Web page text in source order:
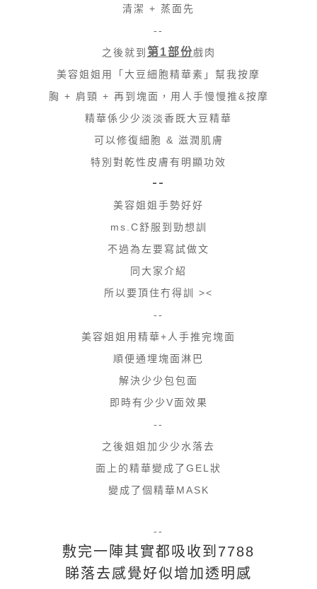
清潔 + 蒸面先
--
之後就到 第1部份戲肉
美容姐姐用「大豆細胞精華素」幫我按摩
胸 + 肩頸 + 再到塊面，用人手慢慢推&按摩
精華係少少淡淡香既大豆精華
可以修復細胞 & 滋潤肌膚
特別對乾性皮膚有明顯功效
--
美容姐姐手勢好好
ms.C舒服到勁想訓
不過為左要寫試做文
同大家介紹
所以要頂住冇得訓 ><
--
美容姐姐用精華+人手推完塊面
順便通埋塊面淋巴
解決少少包包面
即時有少少V面效果
--
之後姐姐加少少水落去
面上的精華變成了GEL狀
變成了個精華MASK
--
敷完一陣其實都吸收到7788
睇落去感覺好似增加透明感